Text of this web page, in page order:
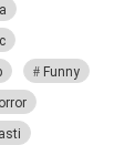
Funny